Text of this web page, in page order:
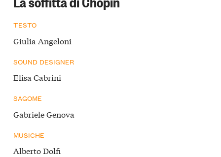
TESTO
Giulia Angeloni
SOUND DESIGNER
Elisa Cabrini
SAGOME
Gabriele Genova
MUSICHE
Alberto Dolfi